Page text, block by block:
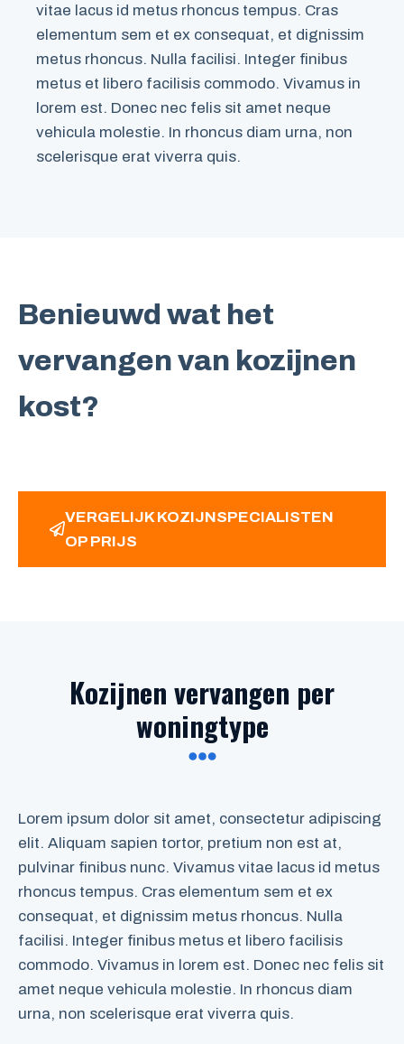
vitae lacus id metus rhoncus tempus. Cras
elementum sem et ex consequat, et dignissim
metus rhoncus. Nulla facilisi. Integer finibus
metus et libero facilisis commodo. Vivamus in
lorem est. Donec nec felis sit amet neque
vehicula molestie. In rhoncus diam urna, non
scelerisque erat viverra quis.
Benieuwd wat het
vervangen van kozijnen
kost?
VERGELIJK KOZIJNSPECIALISTEN
OP PRIJS
Kozijnen vervangen per
woningtype
Lorem ipsum dolor sit amet, consectetur adipiscing
elit. Aliquam sapien tortor, pretium non est at,
pulvinar finibus nunc. Vivamus vitae lacus id metus
rhoncus tempus. Cras elementum sem et ex
consequat, et dignissim metus rhoncus. Nulla
facilisi. Integer finibus metus et libero facilisis
commodo. Vivamus in lorem est. Donec nec felis sit
amet neque vehicula molestie. In rhoncus diam
urna, non scelerisque erat viverra quis.